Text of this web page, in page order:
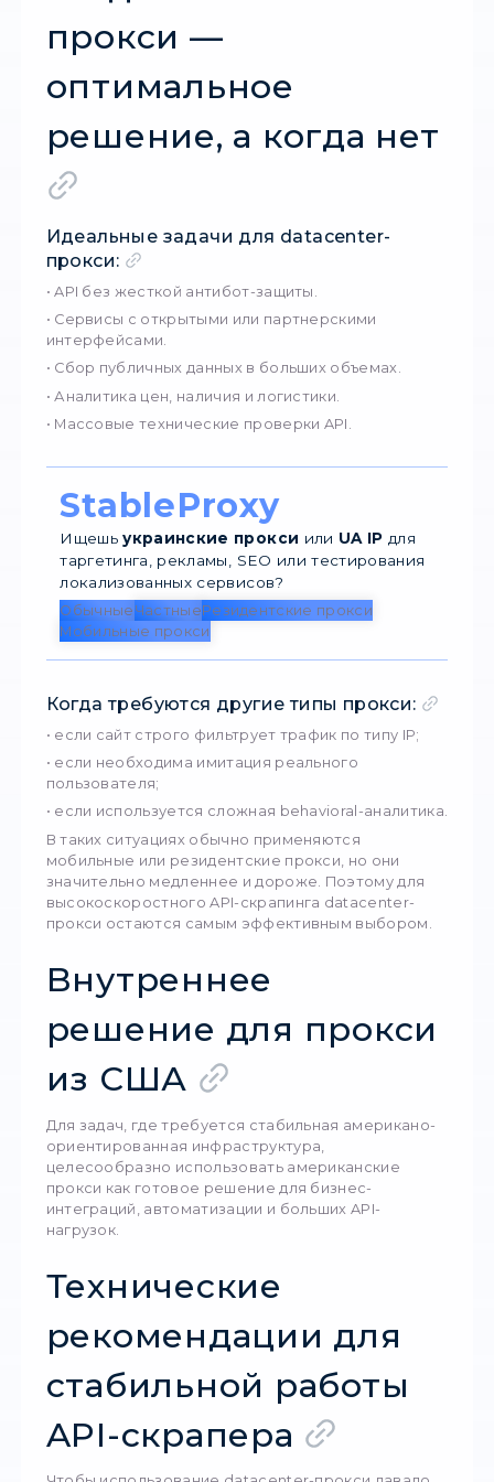
• построения собственных сервисов
Чем
datacenter-прокси
выгодны именно
API
В отличие от обычного веб-серфинга, API-
скрапинг создает высокую нагрузку: сотни
тысячи запросов за короткий промежуток
времени. В таких условиях важны не просто
адреса, а качественная техническая
Американские datacenter-прокси
• стабильные сессии без разрывов;
• высокую скорость отдачи данных;
• возможность работать с потоковыми
• корректную обработку HTTPS-трафика;
• минимальные ограничения на количество
подключений.
Это позволяет выстраивать сложные
сбора данных без постоянных обрывов,
таймаутов и случайных блокировок.
Когда datacenter-
прокси —
оптимальное
решение, а когда
Идеальные задачи для datacenter-
прокси:
• API без жесткой антибот-защиты.
интерфейсами.
• Массовые технические проверки API.